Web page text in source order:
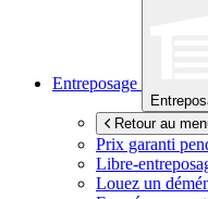
Entreposage
Retour au
Prix garanti
Libre-
Louez un